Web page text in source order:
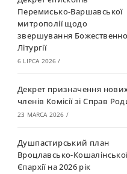
Перемисько-Варшавської
митрополії щодо
звершування
Літургії
6 LIPCA 2026 /
Декрет призначення
членів Комісії зі Справ
23 MARCA 2026 /
Душпастирський план
Вроцлавсько-
Єпархії на 2026 рік